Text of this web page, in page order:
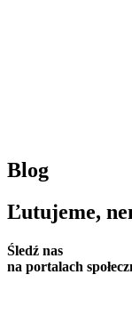
Blog
Ľutujeme,
Śledź nas
na portalach